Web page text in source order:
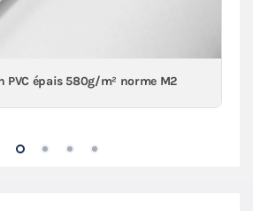
PVC épais 580g/m² norme M2